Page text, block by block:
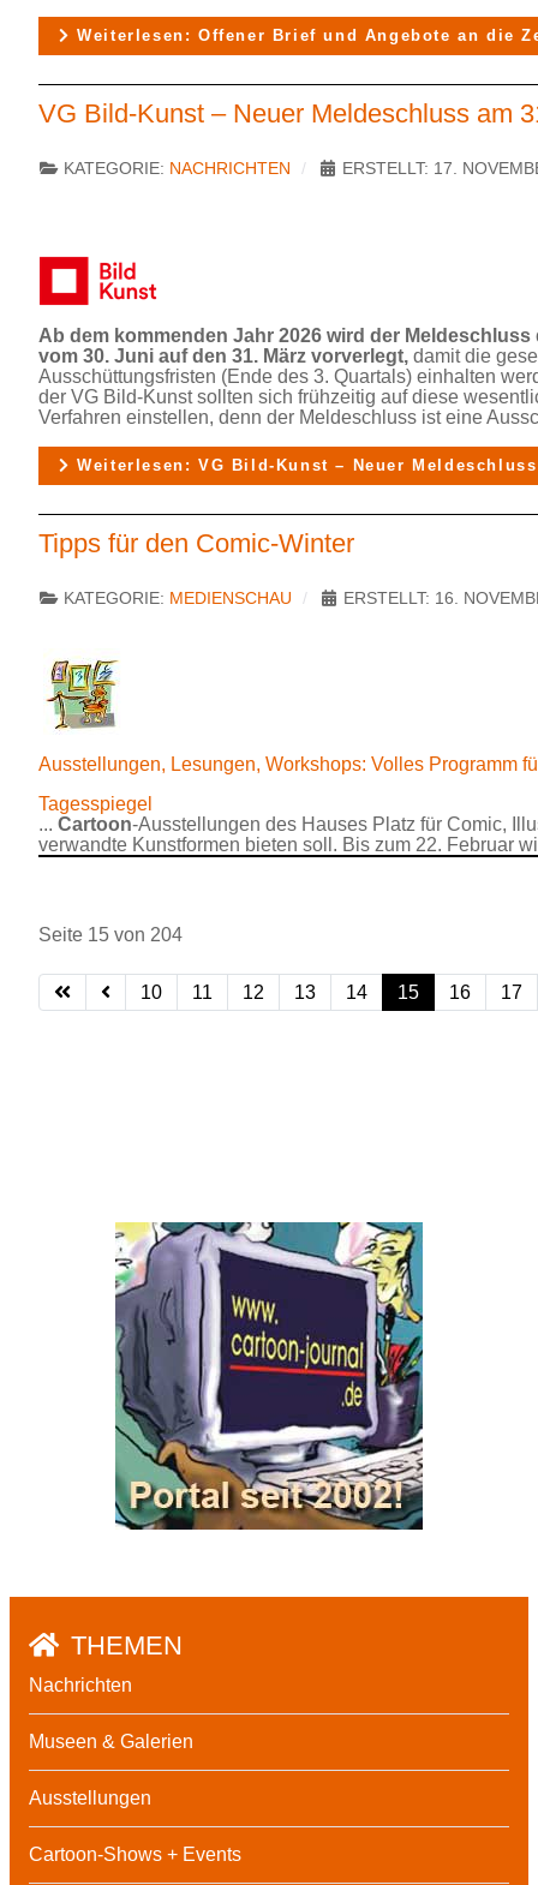
Weiterlesen: Offener Brief und Angebote an die
VG Bild-Kunst – Neuer Meldeschluss am
KATEGORIE: NACHRICHTEN ERSTELLT: 17.
Ab dem kommenden Jahr 2026 wird der
vom 30. Juni auf den 31. März vorverlegt, damit die
Ausschüttungsfristen (Ende des 3. Quartals) einhalten
der VG Bild-Kunst sollten sich frühzeitig auf diese
Verfahren einstellen, denn der Meldeschluss ist eine
Weiterlesen: VG Bild-Kunst – Neuer
Tipps für den Comic-Winter
KATEGORIE: MEDIENSCHAU ERSTELLT: 16.
Ausstellungen, Lesungen, Workshops: Volles Programm
Tagesspiegel
... Cartoon-Ausstellungen des Hauses Platz für Comic,
verwandte Kunstformen bieten soll. Bis zum 22. Februar
Seite 15 von 204
10 11 12 13 14 15 16 17
THEMEN
Nachrichten
Museen & Galerien
Ausstellungen
Cartoon-Shows + Events